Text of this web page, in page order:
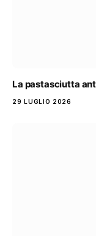
La pastasciutta
29 LUGLIO 2026